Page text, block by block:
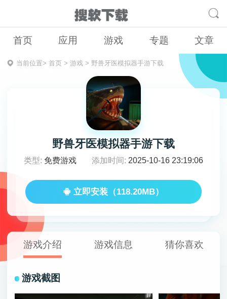
首页 应用 游戏 专题 文章
当前位置> 首页> 游戏> 野兽牙医模拟器手游下载
野兽牙医模拟器手游下载
类型: 免费游戏 添加时间: 2025-10-16 23:19:06
立即安装（118.20MB）
游戏介绍 游戏信息 猜你喜欢
游戏截图